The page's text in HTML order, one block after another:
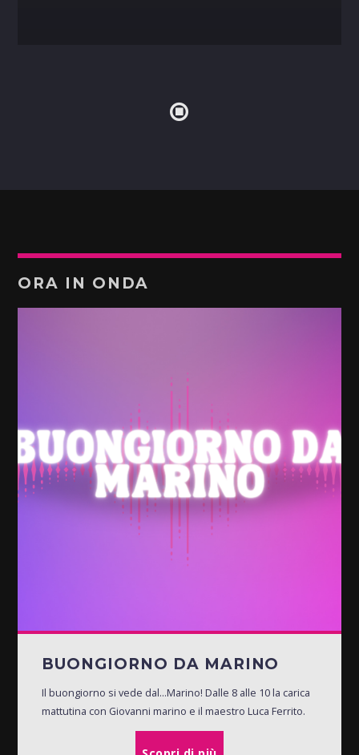
ORA IN ONDA
BUONGIORNO DA MARINO
Il buongiorno si vede dal...Marino! Dalle 8 alle 10 la carica
mattutina con Giovanni marino e il maestro Luca Ferrito.